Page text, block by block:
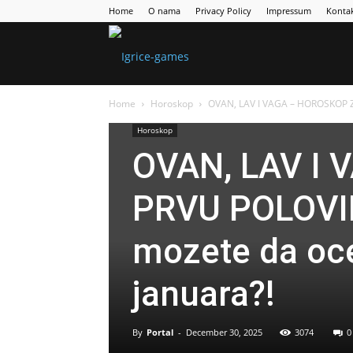
Home O nama Privacy Policy Impressum
Home Horoskop OVAN, LAV I VAGA –
Horoskop
OVAN, LAV I
PRVU
mozete da
januara?!
By Portal - December 30, 2025 3074 0